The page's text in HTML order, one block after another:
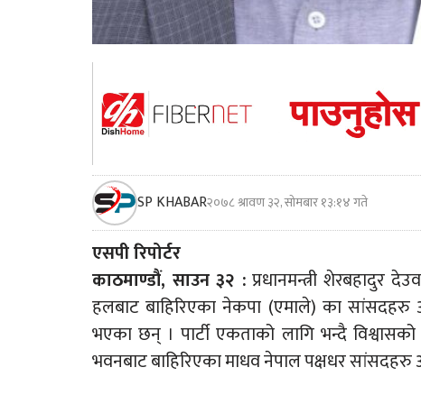
SP KHABAR२०७८ श्रावण ३२, सोमबार १३:१४ गते
एसपी रिपोर्टर
काठमाण्डौं, साउन ३२ : प्रधानमन्त्री शेरबहादुर
हलबाट बाहिरिएका नेकपा (एमाले) का सांसदहरु
भएका छन् । पार्टी एकताको लागि भन्दै
भवनबाट बाहिरिएका माधव नेपाल पक्षधर